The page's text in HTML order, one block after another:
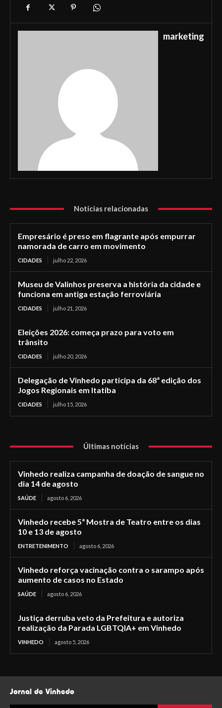
marketing
Notícias relacionadas
Empresário é preso em flagrante após empurrar
namorada de carro em movimento
CIDADES julho 22, 2026
Museu de Valinhos preserva a história da cidade e
funciona em antiga estação ferroviária
CIDADES julho 21, 2026
Eleições 2026: começa prazo para voto em
trânsito
CIDADES julho 20, 2026
Delegação de Vinhedo participa da 68ª edição dos
Jogos Regionais em Itatiba
CIDADES julho 15, 2026
Últimas notícias
Vinhedo realiza campanha de doação de sangue no
dia 14 de agosto
SAÚDE agosto 6, 2026
Vinhedo recebe 5ª Mostra de Teatro entre os dias
10 e 13 de agosto
ENTRETENIMENTO agosto 6, 2026
Vinhedo reforça vacinação contra o sarampo após
aumento de casos no Estado
SAÚDE agosto 6, 2026
Justiça derruba veto da Prefeitura e autoriza
realização da Parada LGBTQIA+ em Vinhedo
VINHEDO agosto 5, 2026
Jornal de Vinhedo